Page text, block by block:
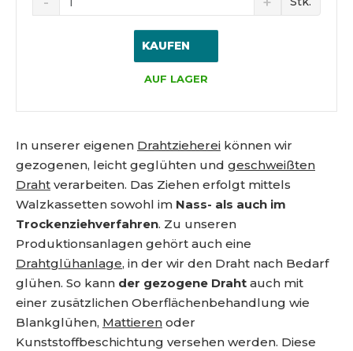
KAUFEN
AUF LAGER
In unserer eigenen Drahtzieherei können wir
gezogenen, leicht geglühten und geschweißten
Draht verarbeiten. Das Ziehen erfolgt mittels
Walzkassetten sowohl im Nass- als auch im
Trockenziehverfahren. Zu unseren
Produktionsanlagen gehört auch eine
Drahtglühanlage, in der wir den Draht nach Bedarf
glühen. So kann der gezogene Draht auch mit
einer zusätzlichen Oberflächenbehandlung wie
Blankglühen, Mattieren oder
Kunststoffbeschichtung versehen werden. Diese